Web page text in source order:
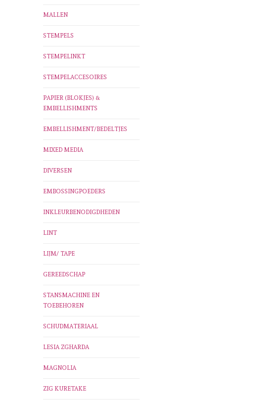
MALLEN
STEMPELS
STEMPELINKT
STEMPELACCESOIRES
PAPIER (BLOKJES) &
EMBELLISHMENTS
EMBELLISHMENT/BEDELTJES
MIXED MEDIA
DIVERSEN
EMBOSSINGPOEDERS
INKLEURBENODIGDHEDEN
LINT
LIJM/ TAPE
GEREEDSCHAP
STANSMACHINE EN
TOEBEHOREN
SCHUDMATERIAAL
LESIA ZGHARDA
MAGNOLIA
ZIG KURETAKE